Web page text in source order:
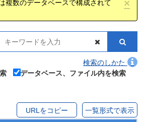
×
複数のデータベースで構成されて
検索のしかた
データベース、ファイル内を検索
URLをコピー 一覧形式で表示